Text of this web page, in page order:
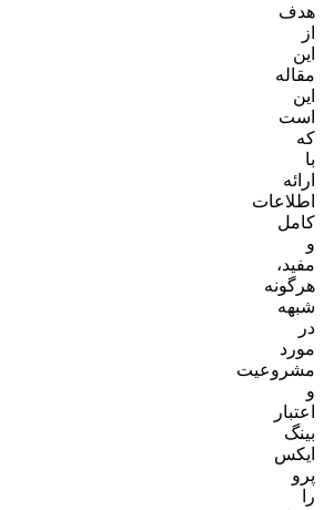
هدف
از
این
مقاله
این
است
که
با
ارائه
اطلاعات
کامل
و
مفید،
هرگونه
شبهه
در
مورد
مشروعیت
و
اعتبار
بینگ
ایکس
پرو
را